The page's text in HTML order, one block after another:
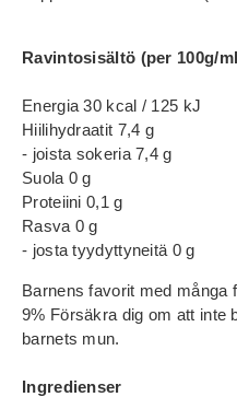
Ravintosisältö (per 100g/
Energia 30 kcal / 125 kJ
Hiilihydraatit 7,4 g
- joista sokeria 7,4 g
Suola 0 g
Proteiini 0,1 g
Rasva 0 g
- josta tyydyttyneitä 0 g
Barnens favorit med många
9% Försäkra dig om att inte
barnets mun.
Ingredienser